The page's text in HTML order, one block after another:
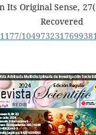
Its Original Sense,
1049732317699381